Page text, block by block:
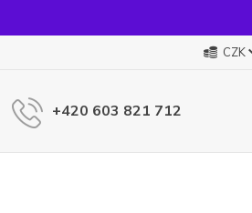
CZK
+420 603 821 712